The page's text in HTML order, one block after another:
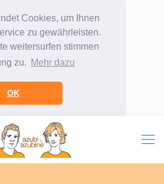
Cookies, um Ihnen
zu gewährleisten.
weitersurfen stimmen
zu. Mehr dazu
OK